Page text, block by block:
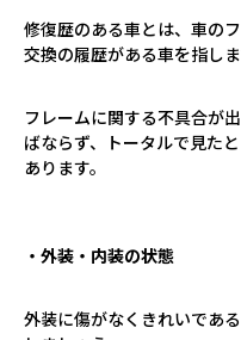
修復歴のある車とは、車の
交換の履歴がある車を指しま
フレームに関する不具合が
ばならず、トータルで見た
あります。
・外装・内装の状態
外装に傷がなくきれいであ